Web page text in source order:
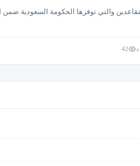
والتي توفرها الحكومة السعودية ضمن
42